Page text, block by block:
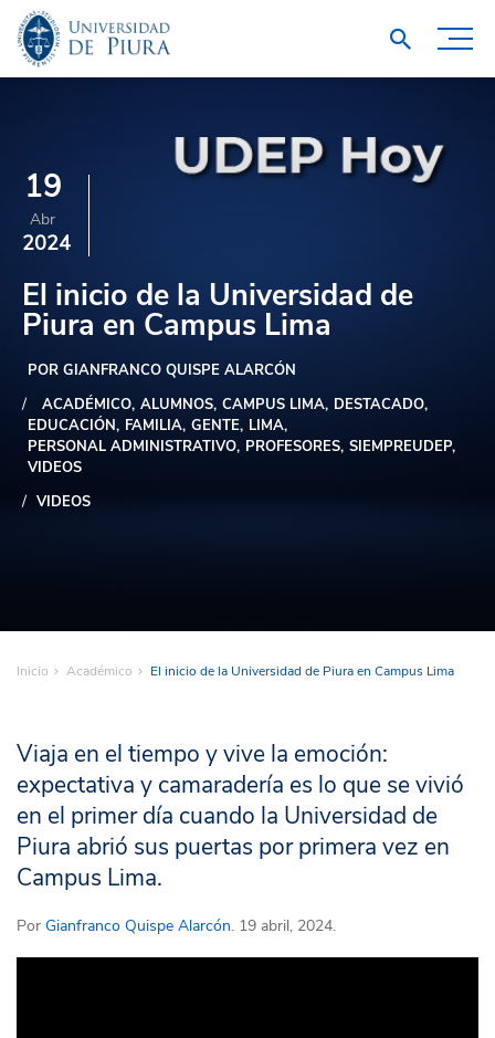
19
Abr
2024
El inicio de la Universidad de
Piura en Campus Lima
POR GIANFRANCO QUISPE ALARCÓN
ACADÉMICO ALUMNOS CAMPUS LIMA DESTACADO
EDUCACIÓN FAMILIA GENTE LIMA
PERSONAL ADMINISTRATIVO PROFESORES SIEMPREUDEP
VIDEOS
VIDEOS
Inicio Académico El inicio de la Universidad de Piura en Campus Lima
Viaja en el tiempo y vive la emoción:
expectativa y camaradería es lo que se vivió
en el primer día cuando la Universidad de
Piura abrió sus puertas por primera vez en
Campus Lima.
Por Gianfranco Quispe Alarcón. 19 abril, 2024.